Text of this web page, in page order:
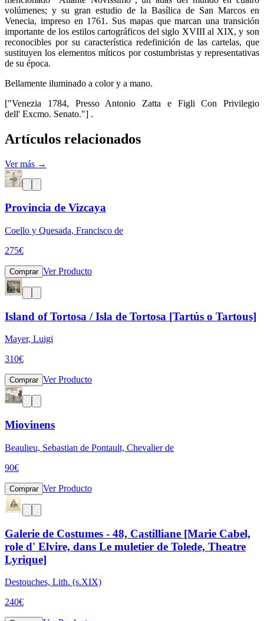
volúmenes; y su gran estudio de la Basílica de San Marcos en
Venecia, impreso en 1761. Sus mapas que marcan una transición
importante de los estilos cartográficos del siglo XVIII al XIX, y son
reconocibles por su característica redefinición de las cartelas, que
sustituyen los elementos míticos por costumbristas y representativas
de su época.
Bellamente iluminado a color y a mano.
["Venezia 1784, Presso Antonio Zatta e Figli Con Privilegio
dell' Excmo. Senato."] .
Artículos relacionados
Ver más →
Provincia de Vizcaya
Coello y Quesada, Francisco de
275€
Comprar Ver Producto
Island of Tortosa / Isla de Tortosa [Tartús o Tartous]
Mayer, Luigi
310€
Comprar Ver Producto
Miovinens
Beaulieu, Sebastian de Pontault, Chevalier de
90€
Comprar Ver Producto
Galerie de Costumes - 48, Castilliane [Marie Cabel,
role d' Elvire, dans Le muletier de Tolede, Theatre
Lyrique]
Destouches, Lith. (s.XIX)
240€